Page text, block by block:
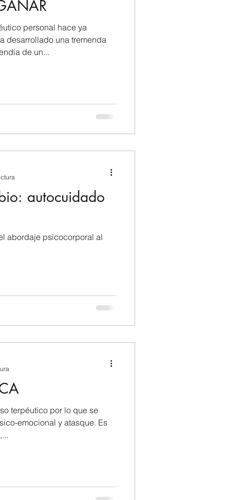
personal hace ya
desarrollado una tremenda
de un...
abordaje psicocorporal al
terpéutico por lo que se
emocional y atasque. Es